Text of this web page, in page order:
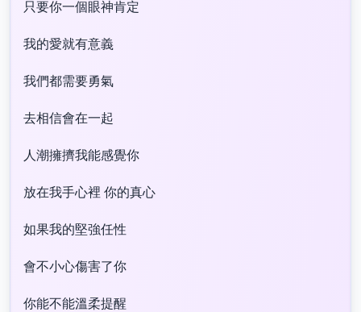
只要你一個眼神肯定
我的愛就有意義
我們都需要勇氣
去相信會在一起
人潮擁擠我能感覺你
放在我手心裡 你的真心
如果我的堅強任性
會不小心傷害了你
你能不能溫柔提醒